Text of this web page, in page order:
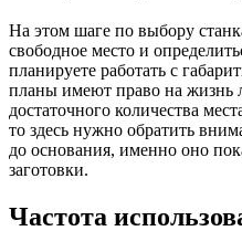
На этом шаге по выбору
свободное место и
планируете работать с
планы имеют право на жизнь
достаточного количества
то здесь нужно обратить
до основания, именно оно
заготовки.
Частота